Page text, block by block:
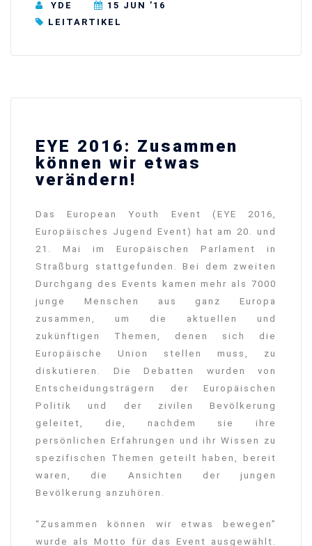
YDE
15 JUN ’16
LEITARTIKEL
EYE 2016: Zusammen
können wir etwas
verändern!
Das European Youth Event (EYE 2016,
Europäisches Jugend Event) hat am 20. und
21. Mai im Europäischen Parlament in
Straßburg stattgefunden. Bei dem zweiten
Durchgang des Events kamen mehr als 7000
junge Menschen aus ganz Europa
zusammen, um die aktuellen und
zukünftigen Themen, denen sich die
Europäische Union stellen muss, zu
diskutieren. Die Debatten wurden von
Entscheidungsträgern der Europäischen
Politik und der zivilen Bevölkerung
geleitet, die, nachdem sie ihre
persönlichen Erfahrungen und ihr Wissen zu
spezifischen Themen geteilt haben, bereit
waren, die Ansichten der jungen
Bevölkerung anzuhören.
“Zusammen können wir etwas bewegen”
wurde als Motto für das Event ausgewählt.